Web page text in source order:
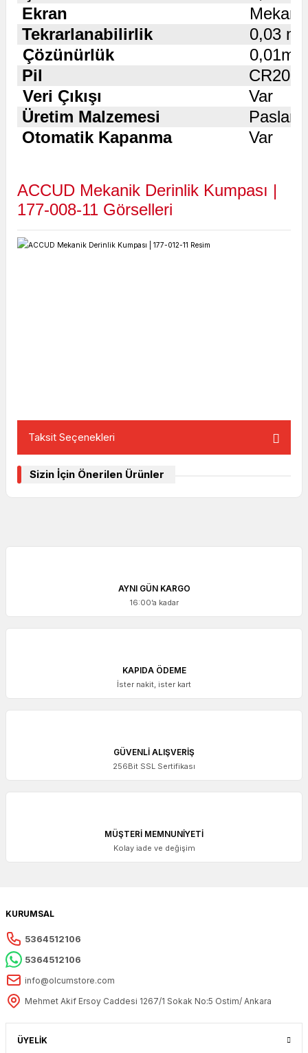
Ekran
Tekrarlanabilirlik
0,03
Çözünürlük
Pil
Veri Çıkışı
Var
Üretim Malzemesi
Otomatik Kapanma
Var
ACCUD Mekanik Derinlik Kumpası |
177-008-11 Görselleri
Taksit Seçenekleri
Sizin İçin Önerilen Ürünler
2.383,13 + KDV
ACCUD
Accud Dijital Kumpas 300 mm | ACCUD 111-012-12
AYNI GÜN KARGO
16:00’a kadar
KAPIDA ÖDEME
İster nakit, ister kart
GÜVENLİ ALIŞVERİŞ
256Bit SSL Sertifikası
MÜŞTERİ MEMNUNİYETİ
Kolay iade ve değişim
KURUMSAL
5364512106
5364512106
info@olcumstore.com
Mehmet Akif Ersoy Caddesi 1267/1 Sokak No:5 Ostim/ Ankara
ÜYELİK